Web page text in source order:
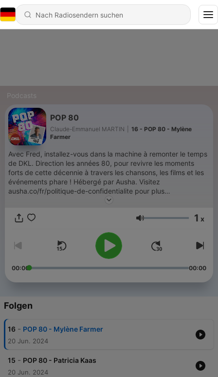
Podcasts
POP 80
Claude-Emmanuel MARTIN
16 - POP 80 - Mylène
Farmer
Avec Fred, installez-vous dans la machine à remonter le temps
de DKL. Direction les années 80, pour revivre les moments
forts de cette décennie à travers les chansons, les films et les
événements phare ! Hébergé par Ausha. Visitez
ausha.co/fr/politique-de-confidentialite pour plus
Lautstärke 1 x
00:00 00:00
Folgen
16 - POP 80 - Mylène Farmer
20 Jun. 2024
15 - POP 80 - Patricia Kaas
20 Jun. 2024